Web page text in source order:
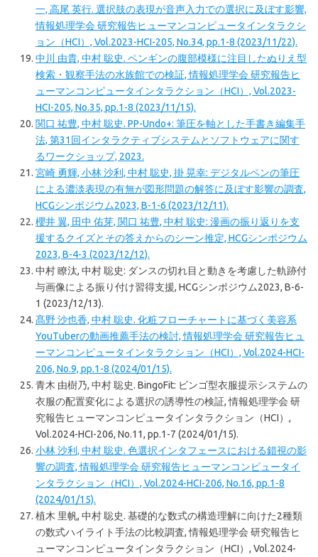
一, 高尾 英行. 選択肢の表現が音声入力での選択に及ぼす影響,
情報処理学会 研究報告ヒューマンコンピュータインタラクシ
ョン（HCI）, Vol.2023-HCI-205, No.34, pp.1-8 (2023/11/22).
中川 由貴, 中村 聡史. ペンギンの腹部模様に注目したぬりえ型
検索・観察手法の水族館での検証, 情報処理学会 研究報告ヒ
ューマンコンピュータインタラクション（HCI）, Vol.2023-
HCI-205, No.35, pp.1-8 (2023/11/15).
関口 祐豊, 中村 聡史. PP-Undo+: 筆圧を軸とした手書き編集手
法, 第31回インタラクティブシステムとソフトウェアに関す
るワークショップ, 2023.
宮崎 勇輝, 小林 沙利, 中村 聡史, 掛 晃幸: デジタルペンの筆圧
による濃淡表現の有無が図形問題の解答に及ぼす影響の調査,
HCGシンポジウム2023, B-1-6 (2023/12/11).
櫻井 翼, 田中 佑芽, 関口 祐豊, 中村 聡史: 漫画の振り返りを支
援するクイズとその答えからのシーン推定, HCGシンポジウム
2023, B-4-3 (2023/12/12).
中村 瞭汰, 中村 聡史: ダンスの切れ目と動きを考慮した軌跡付
与画像による振り付け習得支援, HCGシンポジウム2023, B-6-
1 (2023/12/13).
髙野 沙也香, 中村 聡史. 化粧フローチャートに基づく美容系
YouTuberの動画推薦手法の検討, 情報処理学会 研究報告ヒュ
ーマンコンピュータインタラクション（HCI）, Vol.2024-HCI-
206, No.9, pp.1-8 (2024/01/15).
青木 由樹乃, 中村 聡史. BingoFit: ビンゴ型衣服提示システムの
衣服の配置変化による選択の誘導性の検証, 情報処理学会 研
究報告ヒューマンコンピュータインタラクション（HCI）,
Vol.2024-HCI-206, No.11, pp.1-7 (2024/01/15).
小林 沙利, 中村 聡史. 色選択インタフェースにおける錯視の影
響の調査, 情報処理学会 研究報告ヒューマンコンピュータイ
ンタラクション（HCI）, Vol.2024-HCI-206, No.16, pp.1-8
(2024/01/15).
植木 里帆, 中村 聡史. 基礎的な数式の構造理解に向けた2種類
の数式ハイライト手法の比較調査, 情報処理学会 研究報告ヒ
ューマンコンピュータインタラクション（HCI）, Vol.2024-